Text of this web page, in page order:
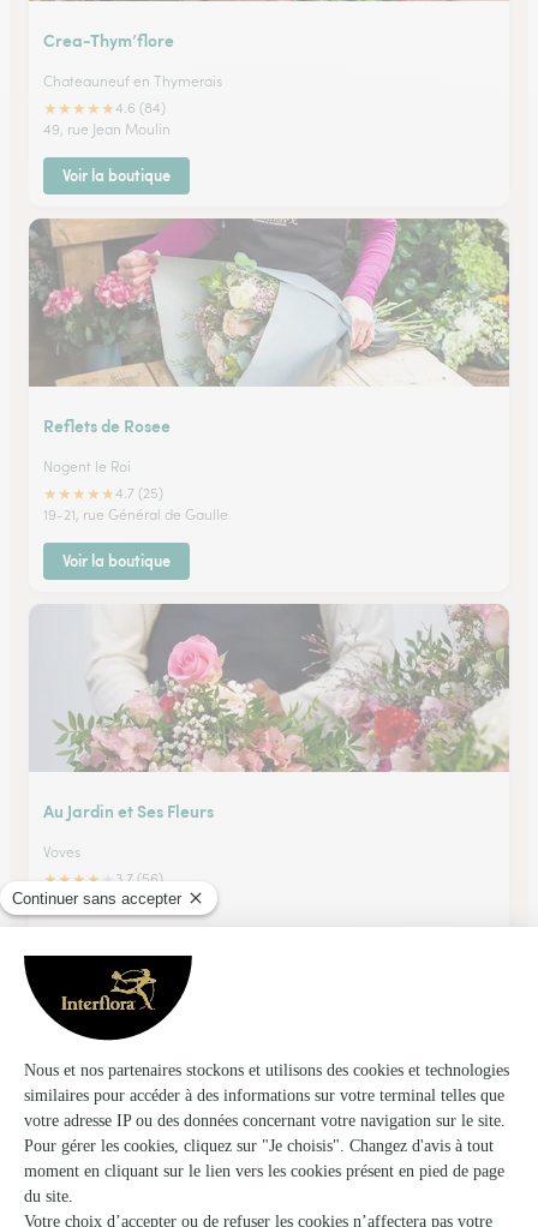
Crea-Thym’flore
Chateauneuf en Thymerais
★★★★★4.6 (84)
49, rue Jean Moulin
Voir la boutique
Reflets de Rosee
Nogent le Roi
★★★★★4.7 (25)
19-21, rue Général de Gaulle
Voir la boutique
Au Jardin et Ses Fleurs
Voves
★★★★★ 3.7 (56)
14, place de l'Eglise
Carrement Fleurs